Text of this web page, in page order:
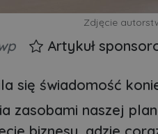
Zdjęcie
Artykuł
się świadomość
zasobami naszej